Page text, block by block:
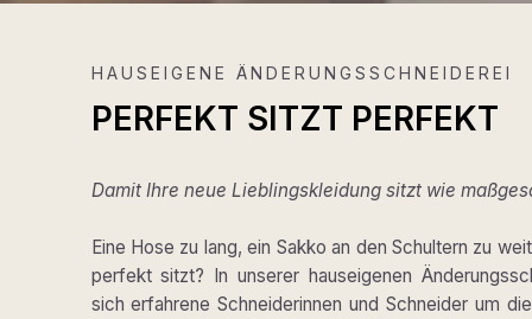
HAUSEIGENE ÄNDERUNGSSCHNEIDEREI
PERFEKT SITZT PERFEKT
Damit Ihre neue Lieblingskleidung sitzt wie
Eine Hose zu lang, ein Sakko an den Schultern zu
perfekt sitzt? In unserer hauseigenen
sich erfahrene Schneiderinnen und Schneider um